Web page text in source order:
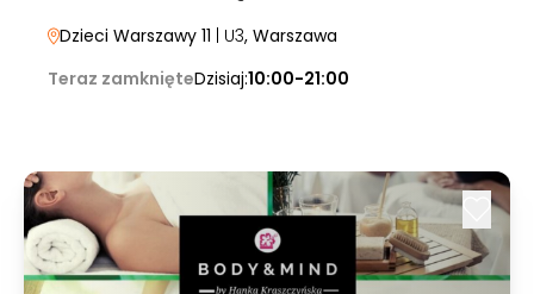
Dzieci Warszawy 11 | U3, Warszawa
Teraz zamknięteDzisiaj:10:00-21:00